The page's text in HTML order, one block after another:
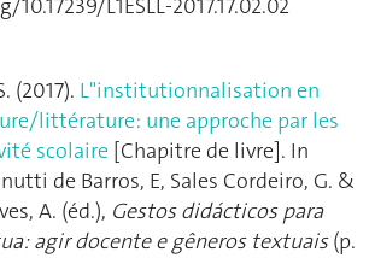
L1ESLL-2017.17.02.02
(2017). L"institutionnalisation en
littérature: une approche par les
scolaire [Chapitre de livre]. In
de Barros, E, Sales Cordeiro, G. &
A. (éd.), Gestos didácticos para
agir docente e gêneros textuais(p.